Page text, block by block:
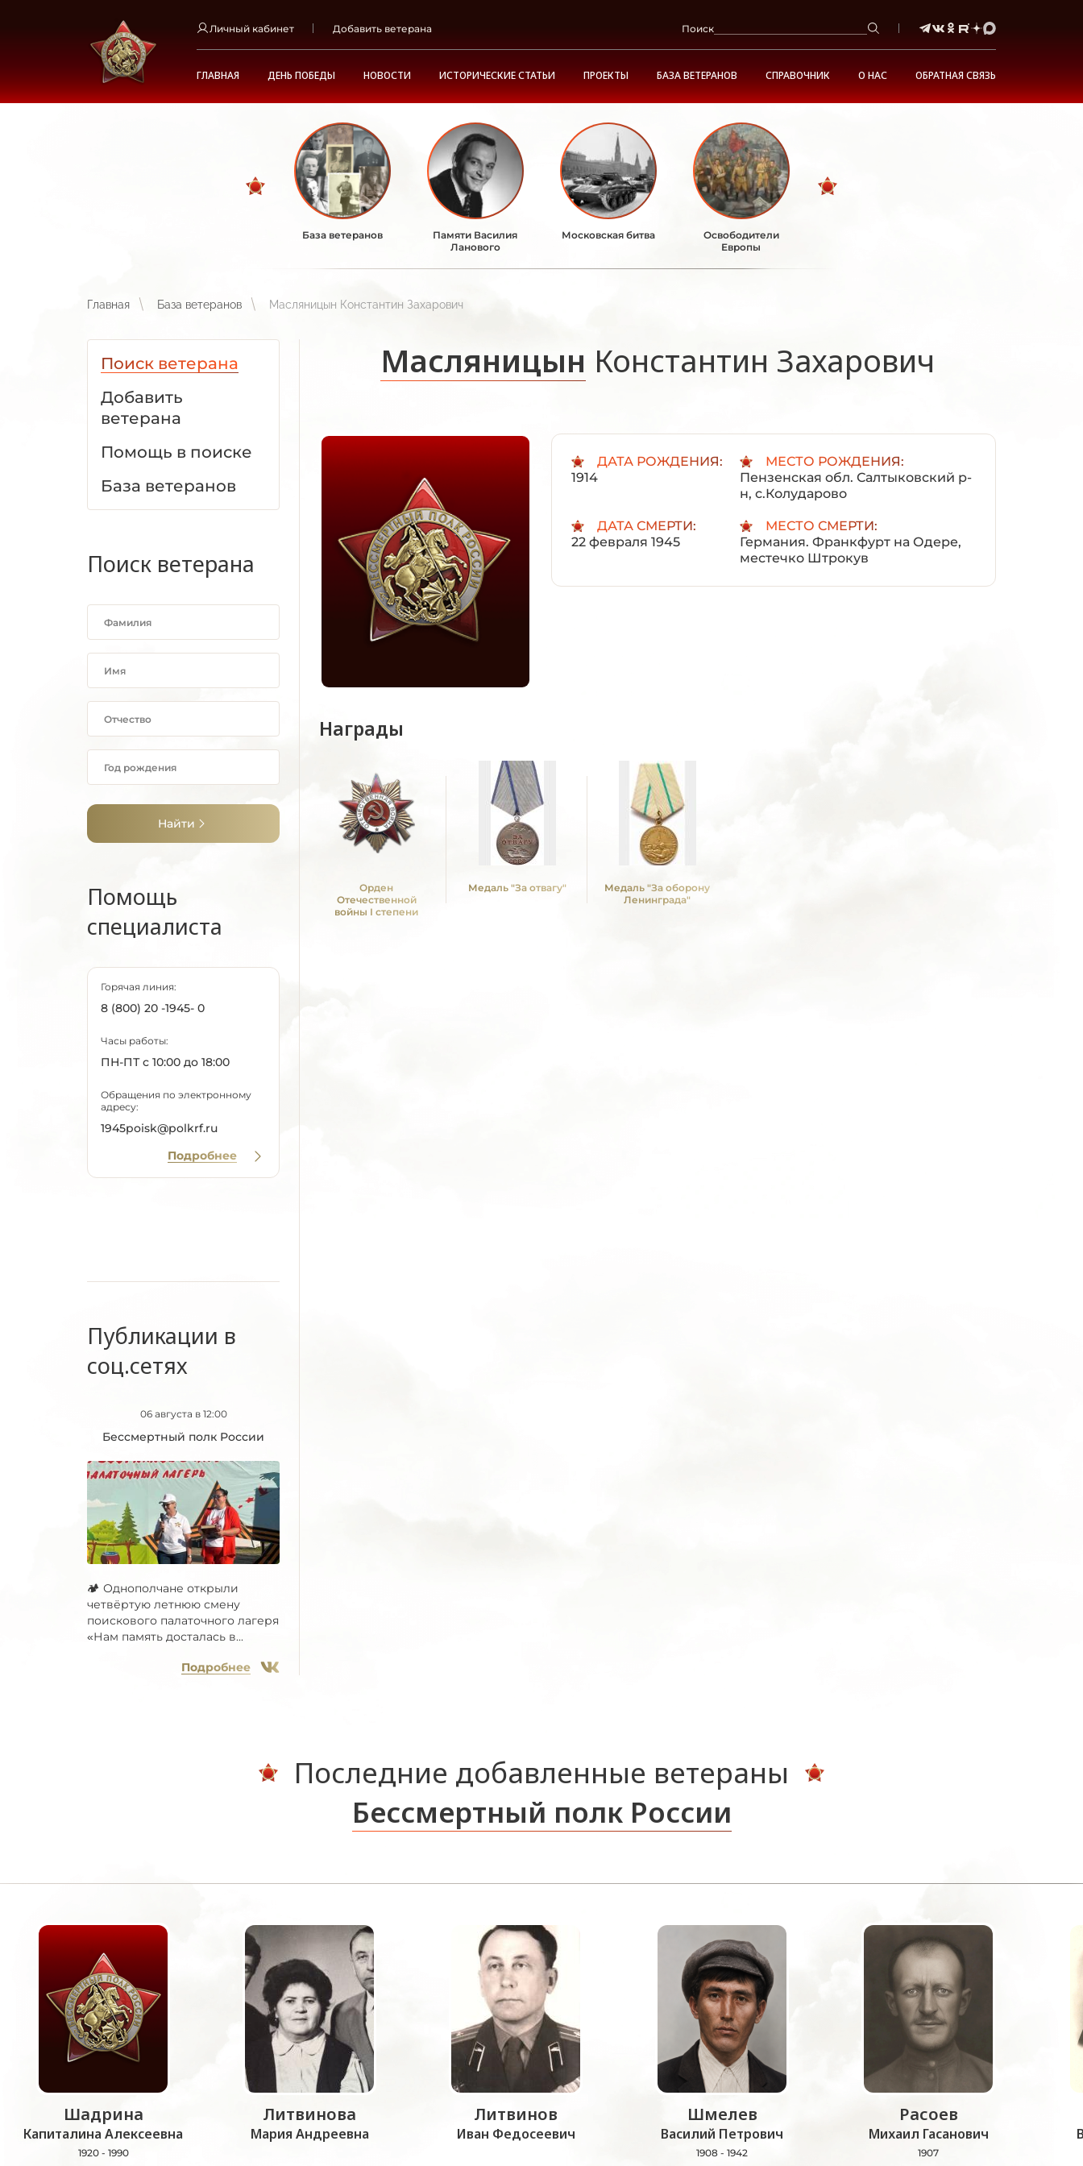
Личный кабинет Добавить ветерана Поиск
ГЛАВНАЯ ДЕНЬ ПОБЕДЫ НОВОСТИ ИСТОРИЧЕСКИЕ СТАТЬИ ПРОЕКТЫ БАЗА ВЕТЕРАНОВ СПРАВОЧНИК О НАС ОБРАТНАЯ СВЯЗЬ
База ветеранов
Памяти Василия
Ланового
Московская битва
Освободители
Европы
Главная База ветеранов Масляницын Константин Захарович
Поиск ветерана
Добавить
ветерана
Помощь в поиске
База ветеранов
Поиск ветерана
Найти
Помощь
специалиста
Горячая линия:
8 (800) 20 -1945- 0
Часы работы:
ПН-ПТ с 10:00 до 18:00
Обращения по электронному
адресу:
1945poisk@polkrf.ru
Подробнее
Публикации в
соц.сетях
06 августа в 12:00
Бессмертный полк России
🏕 Однополчане открыли
четвёртую летнюю смену
поискового палаточного лагеря
«Нам память досталась в...
Подробнее
Масляницын Константин Захарович
ДАТА РОЖДЕНИЯ:
1914
МЕСТО РОЖДЕНИЯ:
Пензенская обл. Салтыковский р-
н, с.Колударово
ДАТА СМЕРТИ:
22 февраля 1945
МЕСТО СМЕРТИ:
Германия. Франкфурт на Одере,
местечко Штрокув
Награды
Орден
Отечественной
войны I степени
Медаль "За отвагу"
Медаль "За оборону
Ленинграда"
Последние добавленные ветераны
Бессмертный полк России
Шадрина
Капиталина Алексеевна
1920 - 1990
Литвинова
Мария Андреевна
Литвинов
Иван Федосеевич
Шмелев
Василий Петрович
1908 - 1942
Расоев
Михаил Гасанович
1907